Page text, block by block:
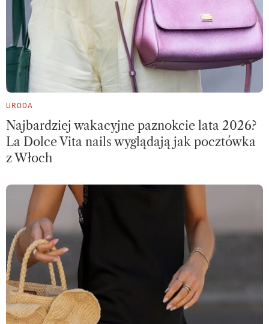
URODA
Najbardziej wakacyjne paznokcie lata 2026?
La Dolce Vita nails wyglądają jak pocztówka
z Włoch